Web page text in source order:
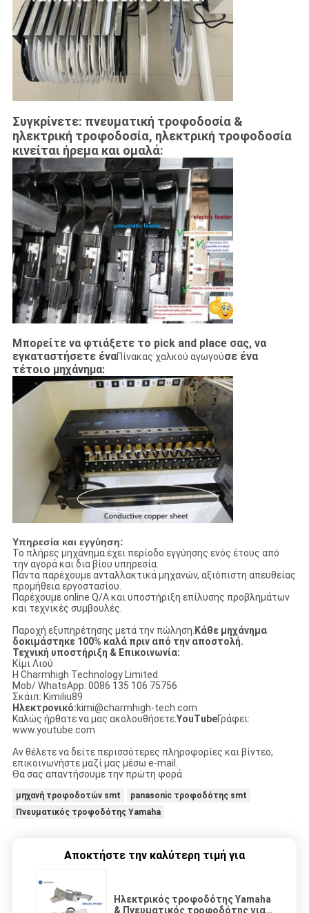
Συγκρίνετε: πνευματική τροφοδοσία &
ηλεκτρική τροφοδοσία, ηλεκτρική τροφοδοσία
κινείται ήρεμα και ομαλά:
Μπορείτε να φτιάξετε το pick and place σας, να
εγκαταστήσετε έναΠίνακας χαλκού αγωγούσε ένα
τέτοιο μηχάνημα:
Υπηρεσία και εγγύηση:
Το πλήρες μηχάνημα έχει περίοδο εγγύησης ενός έτους από
την αγορά και δια βίου υπηρεσία.
Πάντα παρέχουμε ανταλλακτικά μηχανών, αξιόπιστη απευθείας
προμήθεια εργοστασίου.
Παρέχουμε online Q/A και υποστήριξη επίλυσης προβλημάτων
και τεχνικές συμβουλές.
Παροχή εξυπηρέτησης μετά την πώληση. Κάθε μηχάνημα
δοκιμάστηκε 100% καλά πριν από την αποστολή.
Τεχνική υποστήριξη & Επικοινωνία:
Κίμι Λιού
Η Charmhigh Technology Limited
Mob/ WhatsApp: 0086 135 106 75756
Σκάιπ: Kimiliu89
Ηλεκτρονικό:kimi@charmhigh-tech.com
Καλώς ήρθατε να μας ακολουθήσετε.YouTubeΓράφει:
www.youtube.com
Αν θέλετε να δείτε περισσότερες πληροφορίες και βίντεο,
επικοινωνήστε μαζί μας μέσω e-mail.
Θα σας απαντήσουμε την πρώτη φορά.
μηχανή τροφοδοτών smt
panasonic τροφοδότης smt
Πνευματικός τροφοδότης Yamaha
Αποκτήστε την καλύτερη τιμή για
Ηλεκτρικός τροφοδότης Yamaha
& Πνευματικός τροφοδότης για